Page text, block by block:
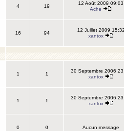
4 19
12 Août 2009 09:03
Ache
16 94
12 Juillet 2009 15:32
xantox
1 1
30 Septembre 2006
xantox
1 1
30 Septembre 2006
xantox
0 0 Aucun message